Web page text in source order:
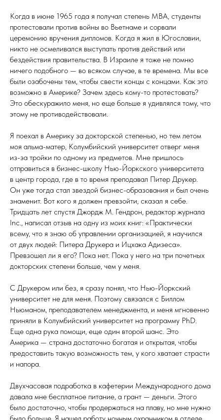
Когда в июне 1965 года я получал степень MBA, студенты
протестовали против войны во Вьетнаме и сорвали
церемонию вручения дипломов. Когда я жил в Югославии,
никто не осмеливался выступать против действий или
бездействия правительства. В Израиле я тоже не помню
ничего подобного — во всяком случае, в те времена. Мы все
были озабочены тем, чтобы свести концы с концами. Как это
возможно в Америке? Зачем здесь кому-то протестовать?
Это обескуражило меня, но еще больше я удивлялся тому, что
этому не противодействовали.
Я поехал в Америку за докторской степенью, но тем летом
моя альма-матер, Колумбийский университет отверг меня
из-за тройки по одному из предметов. Мне пришлось
отправиться в бизнес-школу Нью-Йоркского университета
в центр города, где в то время преподавал Питер Друкер.
Он уже тогда стал звездой бизнес-образования и был очень
знаменит. Вот кого я должен превзойти, сказал я себе.
Тридцать лет спустя Джордж М. Гендрон, редактор журнала
Inc., написал отзыв на одну из моих книг: «Практически
всему, что я знаю об управлении организацией, я научился
от двух людей: Питера Друкера и Ицхака Адизеса».
Превзошел ли я его? Пока нет. Пока у него на три почетных
докторских степени больше, чем у меня.
С Друкером или без, я сразу понял, что Нью-Йоркский
университет не для меня. Поэтому связался с Биллом
Ньюманом, преподавателем менеджмента, и меня мгновенно
приняли в Колумбийский университет на программу PhD.
Еще одна рука помощи, еще один второй шанс. Это
Америка — страна достаточно богатая и открытая, чтобы
предоставить такую возможность тем, у кого хватает страсти
и напора.
Двухчасовая подработка в кафетерии Международного дома
давала мне бесплатное питание, а грант — деньги. Этого
было достаточно, чтобы продержаться на плаву, но мне нужно